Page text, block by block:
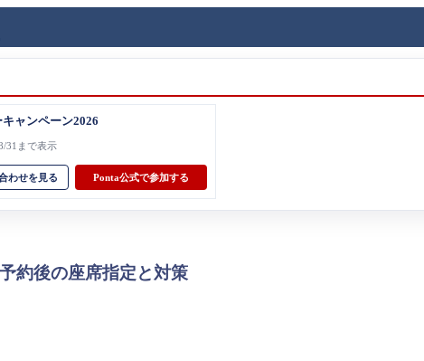
ャンペーン2026
31まで表示
わせを見る Ponta公式で参加する
約後の座席指定と対策